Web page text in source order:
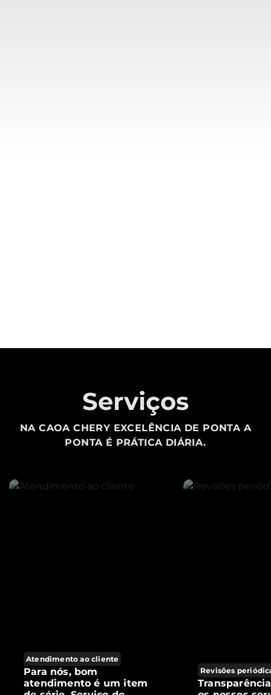
Serviços
NA CAOA CHERY EXCELÊNCIA DE PONTA A
PONTA É PRÁTICA DIÁRIA.
Atendimento ao cliente
Para nós, bom
atendimento é um item
Revisões